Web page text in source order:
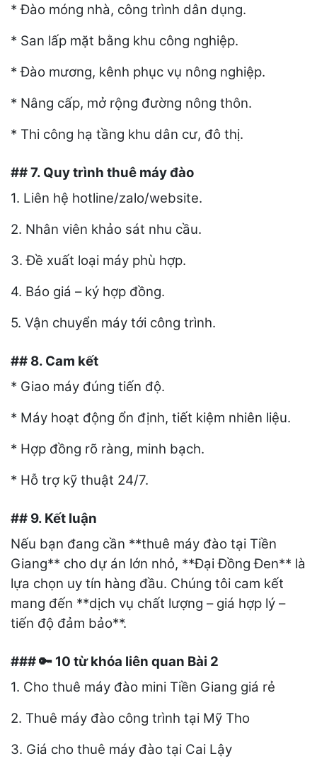
* Đào móng nhà, công trình dân dụng.
* San lấp mặt bằng khu công nghiệp.
* Đào mương, kênh phục vụ nông nghiệp.
* Nâng cấp, mở rộng đường nông thôn.
* Thi công hạ tầng khu dân cư, đô thị.
## 7. Quy trình thuê máy đào
1. Liên hệ hotline/zalo/website.
2. Nhân viên khảo sát nhu cầu.
3. Đề xuất loại máy phù hợp.
4. Báo giá – ký hợp đồng.
5. Vận chuyển máy tới công trình.
## 8. Cam kết
* Giao máy đúng tiến độ.
* Máy hoạt động ổn định, tiết kiệm nhiên liệu.
* Hợp đồng rõ ràng, minh bạch.
* Hỗ trợ kỹ thuật 24/7.
## 9. Kết luận
Nếu bạn đang cần **thuê máy đào tại Tiền
Giang** cho dự án lớn nhỏ, **Đại Đồng Đen** là
lựa chọn uy tín hàng đầu. Chúng tôi cam kết
mang đến **dịch vụ chất lượng – giá hợp lý –
tiến độ đảm bảo**.
###🔑 10 từ khóa liên quan Bài 2
1. Cho thuê máy đào mini Tiền Giang giá rẻ
2. Thuê máy đào công trình tại Mỹ Tho
3. Giá cho thuê máy đào tại Cai Lậy